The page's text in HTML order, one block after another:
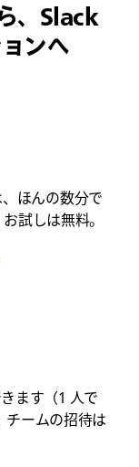
、Slack
ンへ
ほんの数分で
試しは無料。
ます（1 人で
チームの招待は